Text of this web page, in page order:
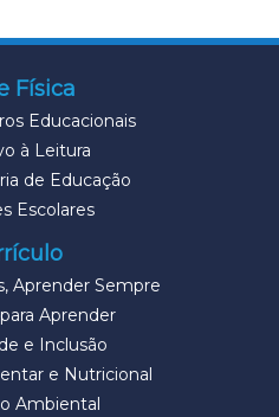
Física
Educacionais
à Leitura
de Educação
Escolares
Aprender Sempre
Aprender
e Inclusão
e Nutricional
Ambiental